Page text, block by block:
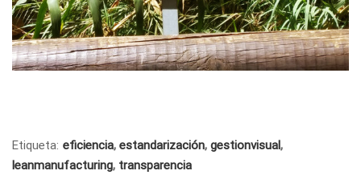
Etiqueta: eficiencia, estandarización, gestionvisual,
leanmanufacturing, transparencia